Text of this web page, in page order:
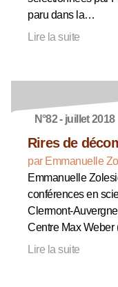
paru dans la…
Lire la suite
N°82 - juillet 2018
Rires de
par Emmanuelle
Emmanuelle
conférences en
Clermont-
Centre Max
Lire la suite